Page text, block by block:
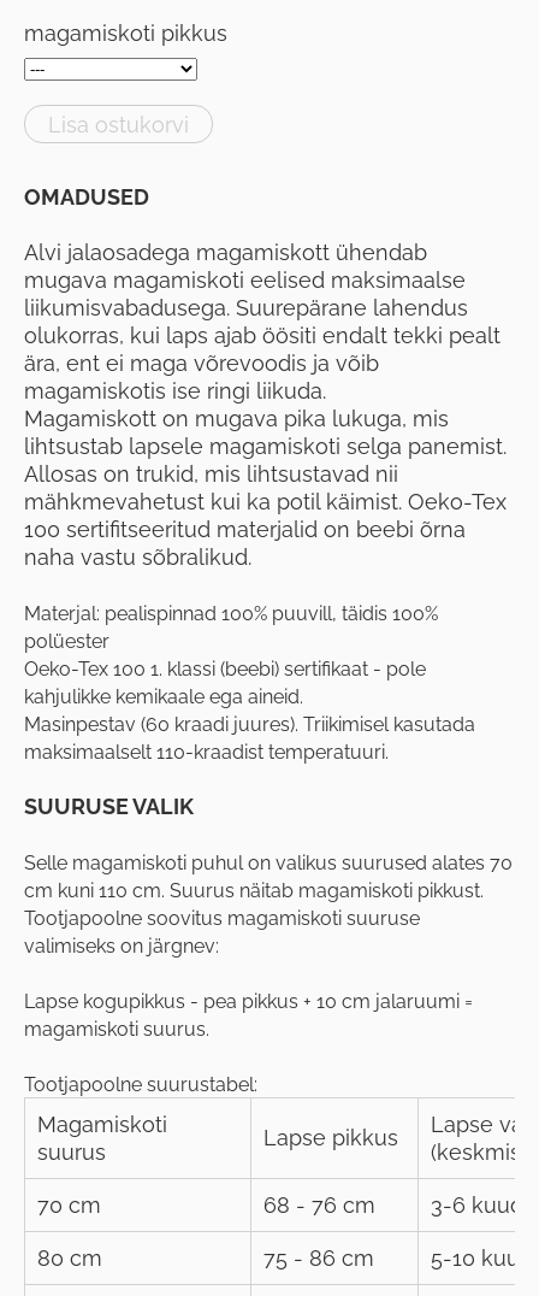
magamiskoti pikkus
Lisa ostukorvi
OMADUSED
Alvi jalaosadega magamiskott ühendab
mugava magamiskoti eelised maksimaalse
liikumisvabadusega. Suurepärane lahendus
olukorras, kui laps ajab öösiti endalt tekki pealt
ära, ent ei maga võrevoodis ja võib
magamiskotis ise ringi liikuda.
Magamiskott on mugava pika lukuga, mis
lihtsustab lapsele magamiskoti selga panemist.
Allosas on trukid, mis lihtsustavad nii
mähkmevahetust kui ka potil käimist. Oeko-Tex
100 sertifitseeritud materjalid on beebi õrna
naha vastu sõbralikud.
Materjal: pealispinnad 100% puuvill, täidis 100%
polüester
Oeko-Tex 100 1. klassi (beebi) sertifikaat - pole
kahjulikke kemikaale ega aineid.
Masinpestav (60 kraadi juures). Triikimisel kasutada
maksimaalselt 110-kraadist temperatuuri.
SUURUSE VALIK
Selle magamiskoti puhul on valikus suurused alates 70
cm kuni 110 cm. Suurus näitab magamiskoti pikkust.
Tootjapoolne soovitus magamiskoti suuruse
valimiseks on järgnev:
Lapse kogupikkus - pea pikkus + 10 cm jalaruumi =
magamiskoti suurus.
Tootjapoolne suurustabel:
Magamiskoti
suurus
Lapse pikkus
Lapse
70 cm 68 - 76 cm 3-6 kuud
80 cm 75 - 86 cm 5-10 kuud